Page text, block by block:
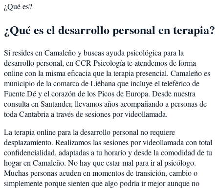
¿Qué es?
¿Qué es el desarrollo personal en terapia?
Si resides en Camaleño y buscas ayuda psicológica para la
desarrollo personal, en CCR Psicología te atendemos de forma
online con la misma eficacia que la terapia presencial. Camaleño es
municipio de la comarca de Liébana que incluye el teleférico de
Fuente Dé y el corazón de los Picos de Europa. Desde nuestra
consulta en Santander, llevamos años acompañando a personas de
toda Cantabria a través de sesiones por videollamada.
La terapia online para la desarrollo personal no requiere
desplazamiento. Realizamos las sesiones por videollamada con total
confidencialidad, adaptadas a tu horario y desde la comodidad de tu
hogar en Camaleño. No hay que estar mal para ir al psicólogo.
Muchas personas acuden en momentos de transición, cambio o
simplemente porque sienten que algo podría ir mejor aunque no